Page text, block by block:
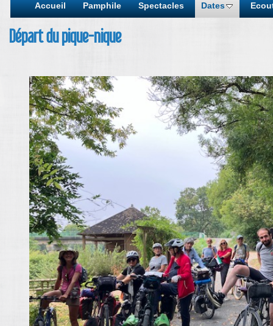
Accueil Pamphile Spectacles Dates
Départ du pique-nique